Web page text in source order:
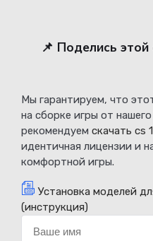
📌 Поделись
Мы гарантируем, что
на сборке игры от
рекомендуем скачать cs
идентичная лицензии и
комфортной игры.
Установка моделей
(инструкция)